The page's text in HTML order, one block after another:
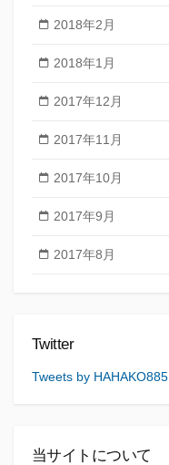
2018年2月
2018年1月
2017年12月
2017年11月
2017年10月
2017年9月
2017年8月
Twitter
Tweets by HAHAKO885
当サイトについて